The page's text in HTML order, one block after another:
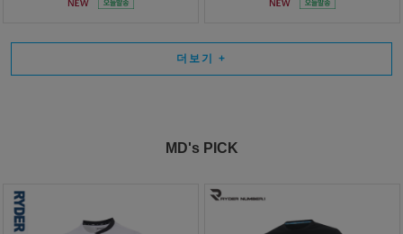
더보기 +
MD's PICK